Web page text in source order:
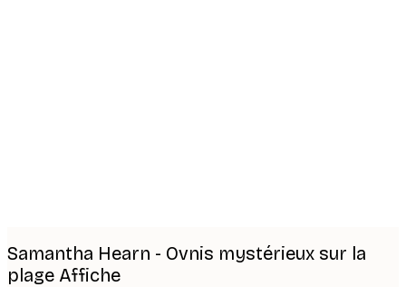
Samantha Hearn - Ovnis mystérieux sur la
plage Affiche